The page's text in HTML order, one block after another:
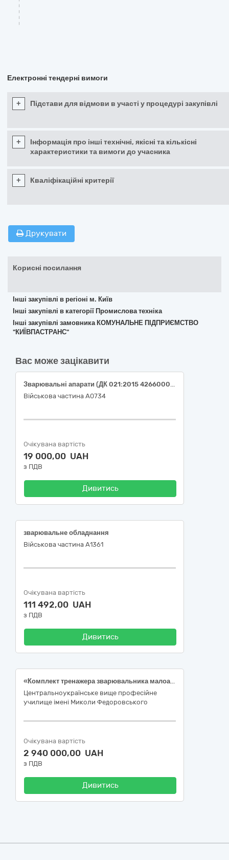
Електронні тендерні вимоги
+ Підстави для відмови в участі у процедурі закупівлі
+
Інформація про інші технічні, якісні та кількісні
характеристики та вимоги до учасника
+ Кваліфікаційні критерії
Друкувати
Корисні посилання
Інші закупівлі в регіоні м. Київ
Інші закупівлі в категорії Промислова техніка
Інші закупівлі замовника КОМУНАЛЬНЕ ПІДПРИЄМСТВО
"КИЇВПАСТРАНС"
Вас може зацікавити
Зварювальні апарати (ДК 021:2015 42660000-0 Інструменти для паяння м’яким і твердим припоєм та для зварювання, машини та устаткування для поверхневої термообробки і гарячого напилювання)
Військова частина А0734
Очікувана вартість
19 000,00 UAH
з ПДВ
Дивитись
зварювальне обладнання
Військова частина А1361
Очікувана вартість
111 492,00 UAH
з ПДВ
Дивитись
«Комплект тренажера зварювальника малоамперний ТСМД-01 або еквівалент (робочий стіл, зварювальні зразки, система позиціонування, аудіовізуальна система, зварювальні пальники та імітатор подачі присадного дроту, технологічний інтерфейс, ноубук інструктора, маска зварювальника з вбудованими окулярами віртуальної дійсності, програмне забезпечення); зварювальний апарат (мультисистема: механізоване дугове зварювання плавким металевим електродом в захисних газах, ручне дугове зварювання покритими електродами і ручне дугове зварювання неплавким металевим електродом в інертних газах); апарат повітряно-плазмової різки з ручним різаком та додатковим приладдям за кодом ДК 021:2015: 42660000-0 - Інструменти для паяння м’яким і твердим припоєм та для зварювання, машини та устаткування для поверхневої термообробки і гарячого напилювання» (фінансується Європейським Союзом — Ukraine Facility)
Центральноукраїнське вище професійне
училище імені Миколи Федоровського
Очікувана вартість
2 940 000,00 UAH
з ПДВ
Дивитись